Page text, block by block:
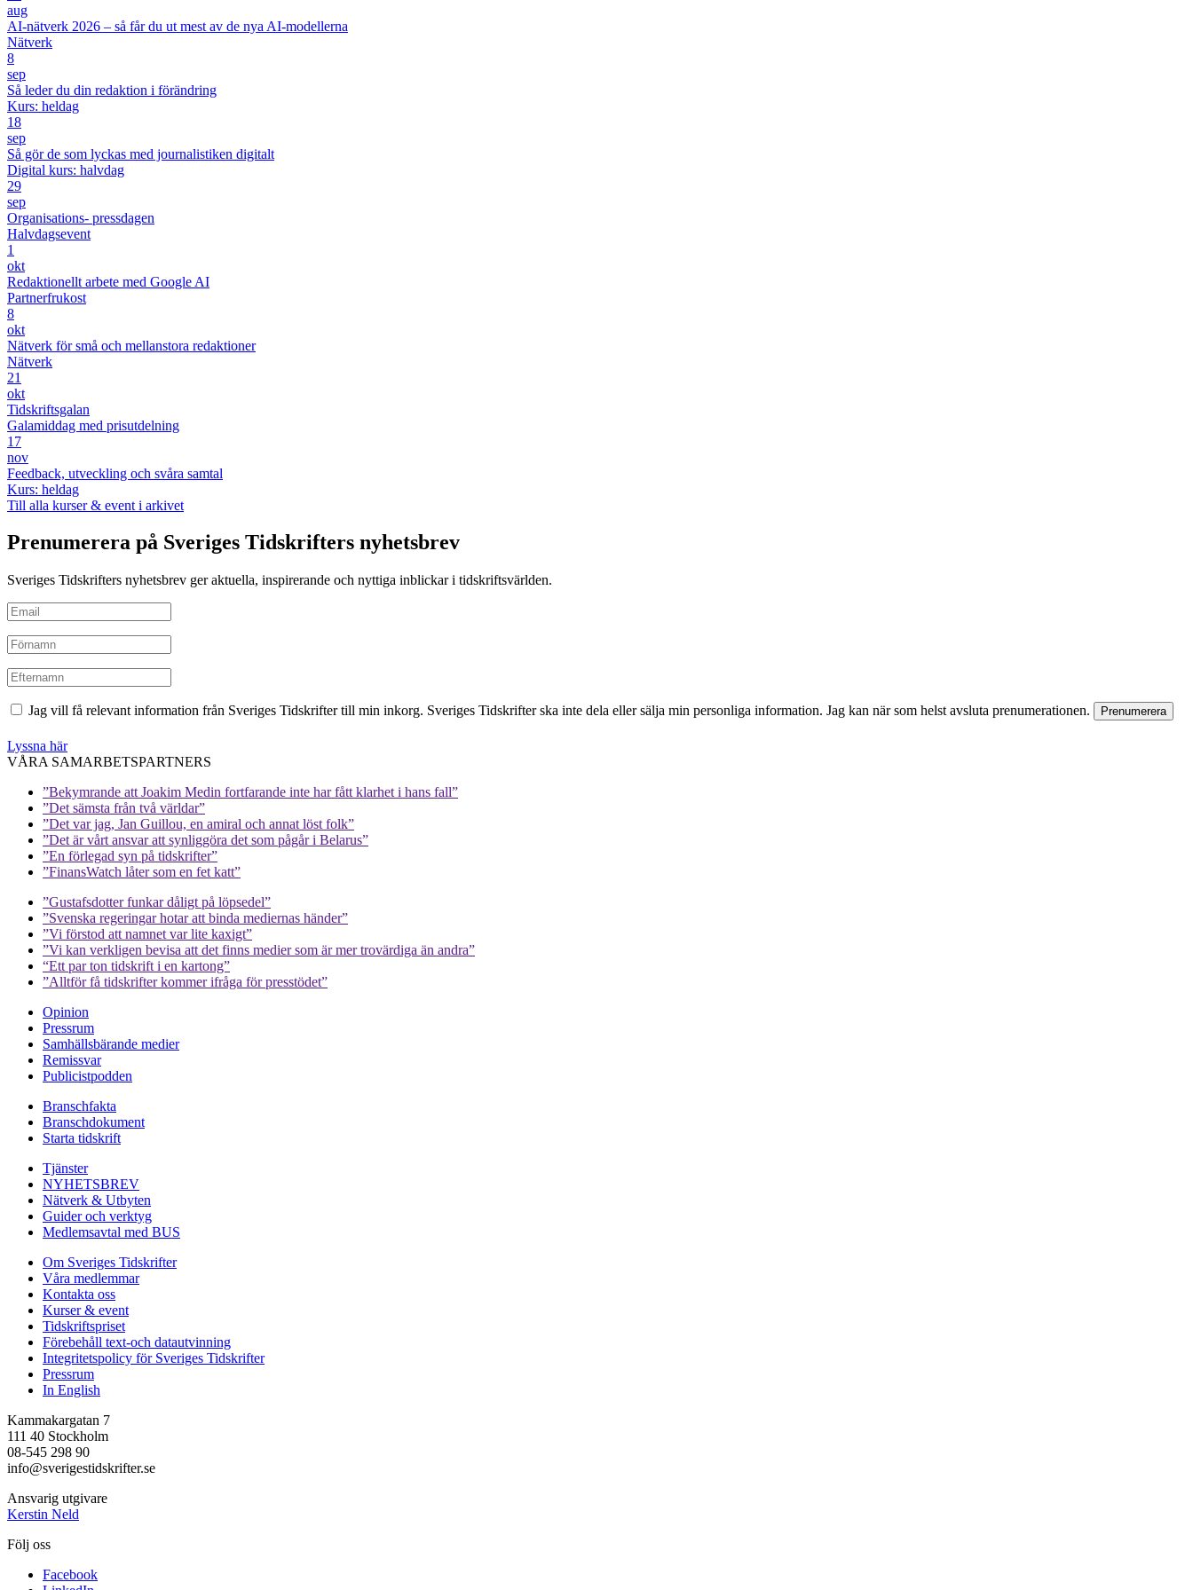
aug
AI-nätverk 2026 – så får du ut mest av de nya AI-modellerna
Nätverk
8
sep
Så leder du din redaktion i förändring
Kurs: heldag
18
sep
Så gör de som lyckas med journalistiken digitalt
Digital kurs: halvdag
29
sep
Organisations- pressdagen
Halvdagsevent
1
okt
Redaktionellt arbete med Google AI
Partnerfrukost
8
okt
Nätverk för små och mellanstora redaktioner
Nätverk
21
okt
Tidskriftsgalan
Galamiddag med prisutdelning
17
nov
Feedback, utveckling och svåra samtal
Kurs: heldag
Till alla kurser & event i arkivet
Prenumerera på Sveriges Tidskrifters nyhetsbrev
Sveriges Tidskrifters nyhetsbrev ger aktuella, inspirerande och nyttiga inblickar i tidskriftsvärlden.
Jag vill få relevant information från Sveriges Tidskrifter till min inkorg. Sveriges Tidskrifter ska inte dela eller sälja min personliga information. Jag kan när som helst avsluta prenumerationen.
Lyssna här
VÅRA SAMARBETSPARTNERS
”Bekymrande att Joakim Medin fortfarande inte har fått klarhet i hans fall”
”Det sämsta från två världar”
”Det var jag, Jan Guillou, en amiral och annat löst folk”
”Det är vårt ansvar att synliggöra det som pågår i Belarus”
”En förlegad syn på tidskrifter”
”FinansWatch låter som en fet katt”
”Gustafsdotter funkar dåligt på löpsedel”
”Svenska regeringar hotar att binda mediernas händer”
”Vi förstod att namnet var lite kaxigt”
”Vi kan verkligen bevisa att det finns medier som är mer trovärdiga än andra”
“Ett par ton tidskrift i en kartong”
”Alltför få tidskrifter kommer ifråga för presstödet”
Opinion
Pressrum
Samhällsbärande medier
Remissvar
Publicistpodden
Branschfakta
Branschdokument
Starta tidskrift
Tjänster
NYHETSBREV
Nätverk & Utbyten
Guider och verktyg
Medlemsavtal med BUS
Om Sveriges Tidskrifter
Våra medlemmar
Kontakta oss
Kurser & event
Tidskriftspriset
Förebehåll text-och datautvinning
Integritetspolicy för Sveriges Tidskrifter
Pressrum
In English
Kammakargatan 7
111 40 Stockholm
08-545 298 90
info@sverigestidskrifter.se
Ansvarig utgivare
Kerstin Neld
Följ oss
Facebook